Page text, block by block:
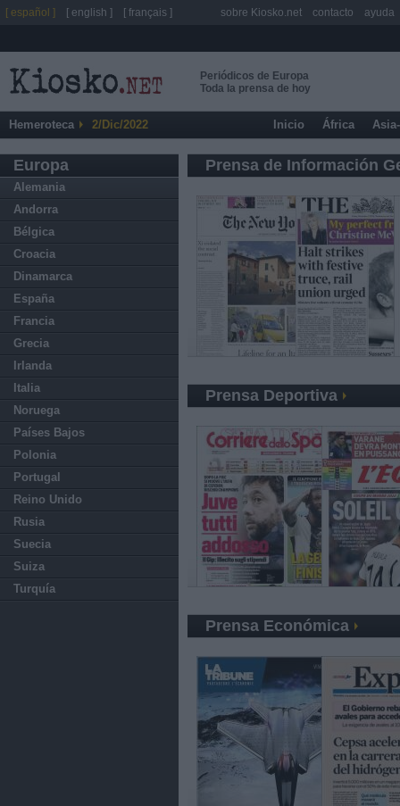
Periódicos de Europa
Toda la prensa de hoy
Hemeroteca 2/Dic/2022 Inicio África
Europa
Alemania
Andorra
Bélgica
Croacia
Dinamarca
España
Francia
Grecia
Irlanda
Italia
Noruega
Países Bajos
Polonia
Portugal
Reino Unido
Rusia
Suecia
Suiza
Turquía
Prensa de Información
Prensa Deportiva
Prensa Económica
[ español ] [ english ] [ français ] sobre Kiosko.net contacto ayuda